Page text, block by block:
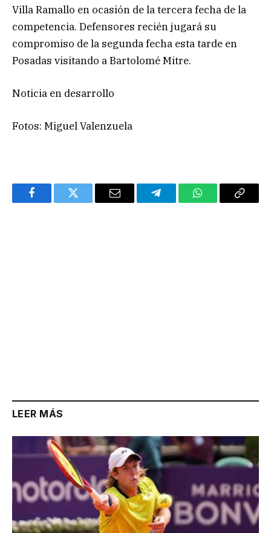
Villa Ramallo en ocasión de la tercera fecha de la
competencia. Defensores recién jugará su
compromiso de la segunda fecha esta tarde en
Posadas visitando a Bartolomé Mitre.
Noticia en desarrollo
Fotos: Miguel Valenzuela
FacebookTwitter Email TelegramWhatsAppCopy
LEER MÁS